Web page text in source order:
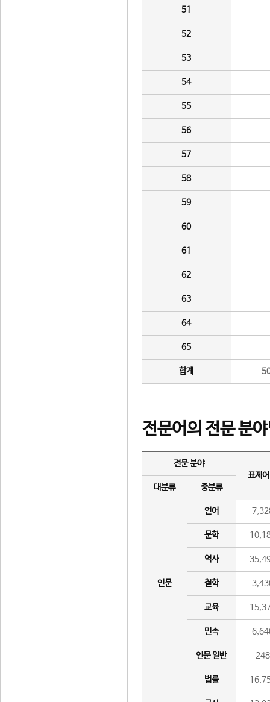
51
52
53
54
55
56
57
58
59
60
61
62
63
64
65
합계
전문어의 전문 분
전문 분야
표제
대분류
중분류
인문
언어
문학
역사
철학
교육
민속
인문 일반 248
법률